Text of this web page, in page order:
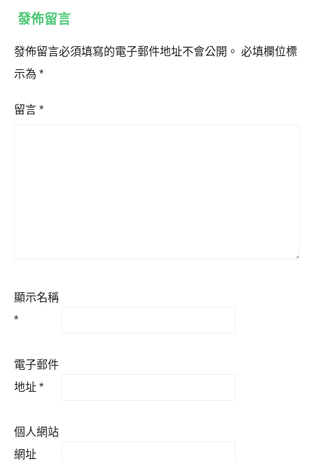
發佈留言
發佈留言必須填寫的電子郵件地址不會公開。 必填欄位標
示為 *
留言 *
顯示名稱
*
電子郵件
地址 *
個人網站
網址